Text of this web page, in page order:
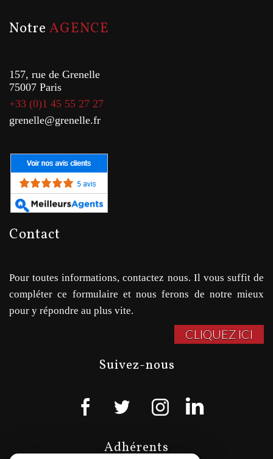
notre AGENCE
157, rue de Grenelle
75007 Paris
+33 (0)1 45 55 27 27
grenelle@grenelle.fr
contact
Pour toutes informations, contactez nous. Il vous suffit de
compléter ce formulaire et nous ferons de notre mieux
pour y répondre au plus vite.
CLIQUEZ ICI
suivez-nous
adhérents